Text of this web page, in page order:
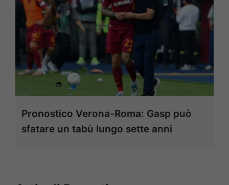
Pronostico Verona-Roma: Gasp può
sfatare un tabù lungo sette anni